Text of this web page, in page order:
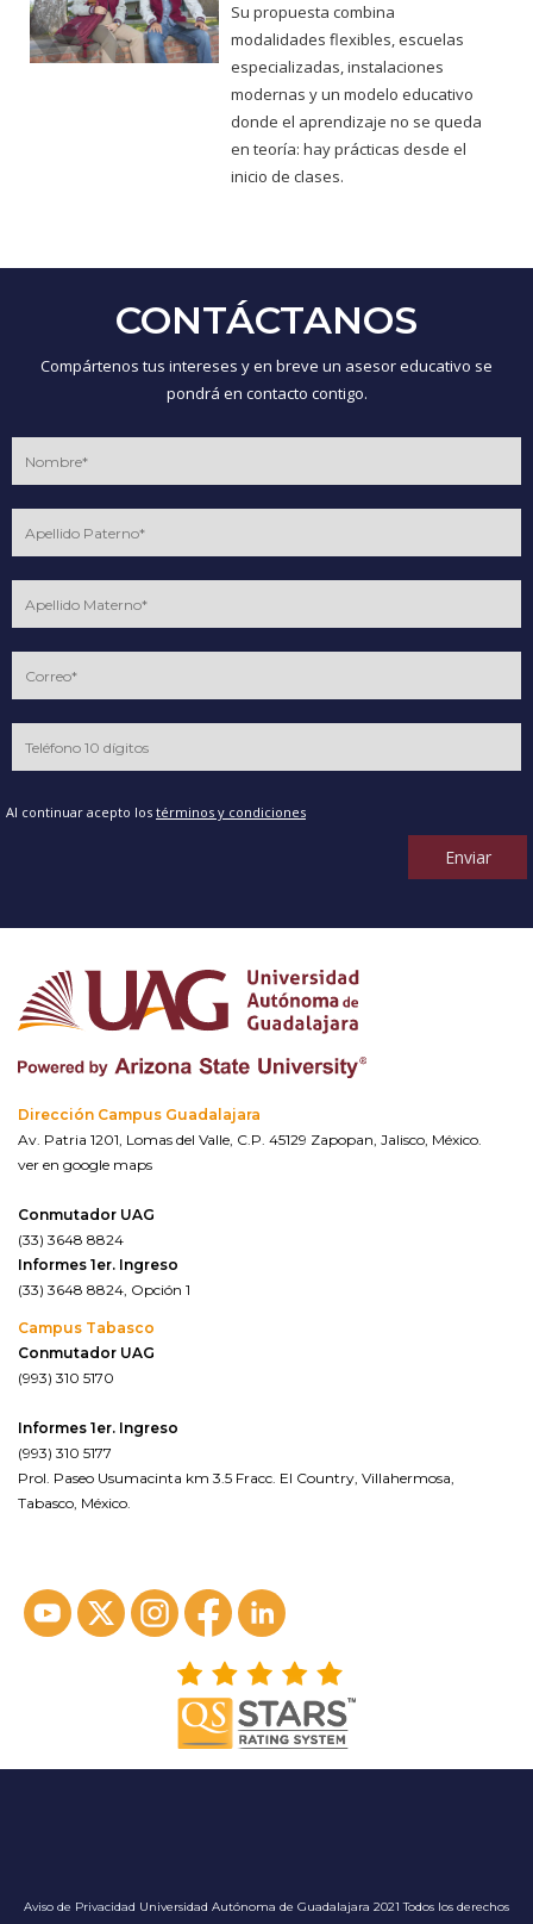
Su propuesta combina
modalidades flexibles, escuelas
especializadas, instalaciones
modernas y un modelo educativo
donde el aprendizaje no se queda
en teoría: hay prácticas desde el
inicio de clases.
CONTÁCTANOS
Compártenos tus intereses y en breve un asesor educativo se
pondrá en contacto contigo.
Al continuar acepto los términos y condiciones
Enviar
Dirección Campus Guadalajara
Av. Patria 1201, Lomas del Valle, C.P. 45129 Zapopan, Jalisco, México.
ver en google maps
Conmutador UAG
(33) 3648 8824
Informes 1er. Ingreso
(33) 3648 8824, Opción 1
Campus Tabasco
Conmutador UAG
(993) 310 5170
Informes 1er. Ingreso
(993) 310 5177
Prol. Paseo Usumacinta km 3.5 Fracc. El Country, Villahermosa,
Tabasco, México.
Aviso de Privacidad Universidad Autónoma de Guadalajara 2021 Todos los derechos